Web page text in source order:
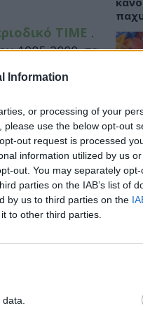
Information
or processing of your
use the below opt-out
out request is processed
information utilized by us
out. You may separately
parties on the IAB’s list of
by us to third parties on the
to other third parties.
TIME .
1985-2000, τα
(FAA) των
στο πίσω
28%. Το
στον
ΙΣΑ: